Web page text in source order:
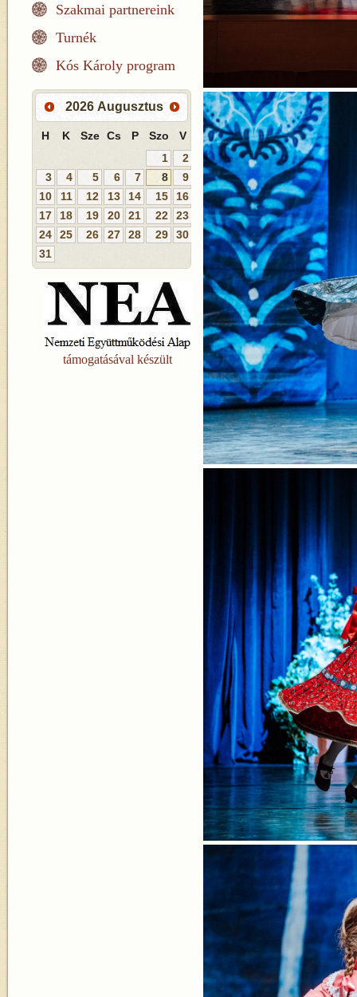
Szakmai partnereink
Turnék
Kós Károly program
2026 Augusztus
H K Sze Cs P Szo
V
1
2
3
4 5 6 7 8
9
10
11 12 13 14 15
16
17
18 19 20 21 22
23
24
25 26 27 28 29
30
31
támogatásával készült